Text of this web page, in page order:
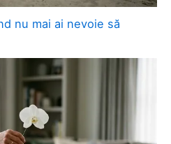
nu mai ai nevoie să